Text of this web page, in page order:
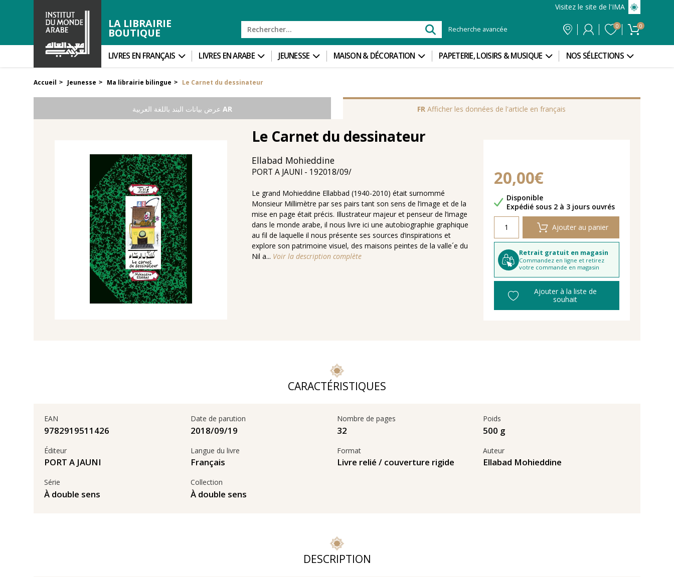
Visitez le site de l'IMA
LA LIBRAIRIE
BOUTIQUE Recherche avancée 0 0
LIVRES EN FRANÇAIS LIVRES EN ARABE JEUNESSE MAISON & DÉCORATION PAPETERIE, LOISIRS & MUSIQUE NOS SÉLECTIONS
Accueil > Jeunesse > Ma librairie bilingue > Le Carnet du dessinateur
ARعرض بيانات البند باللغة العربية FR Afficher les données de l'article en français
Le Carnet du dessinateur
Ellabad Mohieddine
PORT A JAUNI 19‏/09‏/2018
Le grand Mohieddine Ellabbad (1940-2010) était surnommé
Monsieur Millimètre par ses pairs tant son sens de l’image et de la
mise en page était précis. Illustrateur majeur et penseur de l’image
dans le monde arabe, il nous livre ici une autobiographie graphique
au fil de laquelle il nous présente ses sources d’inspirations et
explore son patrimoine visuel, des maisons peintes de la valle´e du
Nil a... Voir la description complète
20,00€
Disponibilité
Disponible
Délais de livraison
Expédié sous 2 à 3 jours ouvrés
Ajouter au panier
Retrait gratuit en magasin
Commandez en ligne et retirez
votre commande en magasin
Ajouter à la liste de
souhait
CARACTÉRISTIQUES
EAN
9782919511426
Date de parution
19‏/09‏/2018
Poids
500 g
Nombre de pages
32
Auteur
Ellabad Mohieddine
Série
À double sens
Éditeur
PORT A JAUNI
Collection
À double sens
Langue du livre
Français
Format
Livre relié / couverture rigide
DESCRIPTION